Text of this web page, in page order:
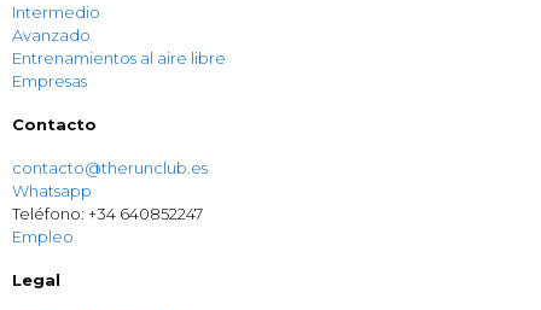
Intermedio
Avanzado
Entrenamientos al aire libre
Empresas
Contacto
contacto@therunclub.es
Whatsapp
Teléfono: +34 640852247
Empleo
Legal